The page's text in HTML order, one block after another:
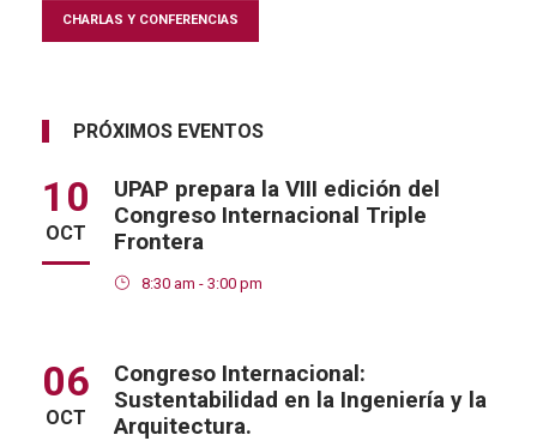
CHARLAS Y CONFERENCIAS
PRÓXIMOS EVENTOS
10
OCT
UPAP prepara la VIII edición del
Congreso Internacional Triple
Frontera
8:30 am - 3:00 pm
06
OCT
Congreso Internacional:
Sustentabilidad en la Ingeniería y la
Arquitectura.